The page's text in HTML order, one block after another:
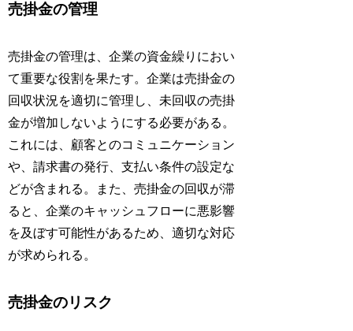
売掛金の管理
売掛金の管理は、企業の資金繰りにおい
て重要な役割を果たす。企業は売掛金の
回収状況を適切に管理し、未回収の売掛
金が増加しないようにする必要がある。
これには、顧客とのコミュニケーション
や、請求書の発行、支払い条件の設定な
どが含まれる。また、売掛金の回収が滞
ると、企業のキャッシュフローに悪影響
を及ぼす可能性があるため、適切な対応
が求められる。
売掛金のリスク